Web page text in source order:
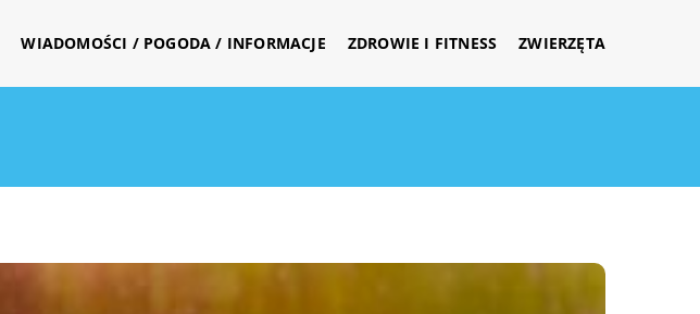
WIADOMOŚCI / POGODA / INFORMACJE ZDROWIE I FITNESS ZWIERZĘTA